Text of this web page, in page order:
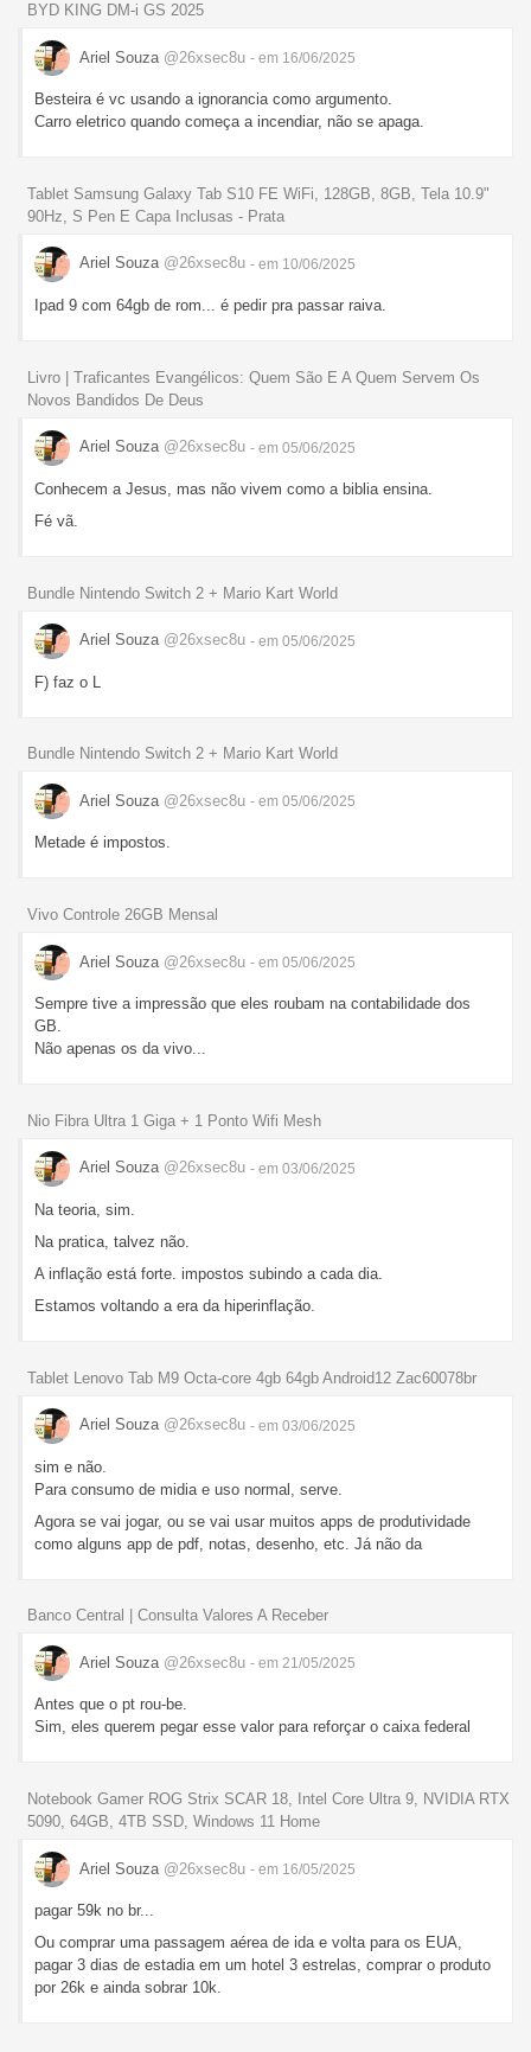
BYD KING DM-i GS 2025
Ariel Souza @26xsec8u - em 16/06/2025
Besteira é vc usando a ignorancia como argumento.
Carro eletrico quando começa a incendiar, não se apaga.
Tablet Samsung Galaxy Tab S10 FE WiFi, 128GB, 8GB, Tela 10.9"
90Hz, S Pen E Capa Inclusas - Prata
Ariel Souza @26xsec8u - em 10/06/2025
Ipad 9 com 64gb de rom... é pedir pra passar raiva.
Livro | Traficantes Evangélicos: Quem São E A Quem Servem Os
Novos Bandidos De Deus
Ariel Souza @26xsec8u - em 05/06/2025
Conhecem a Jesus, mas não vivem como a biblia ensina.
Fé vã.
Bundle Nintendo Switch 2 + Mario Kart World
Ariel Souza @26xsec8u - em 05/06/2025
F) faz o L
Bundle Nintendo Switch 2 + Mario Kart World
Ariel Souza @26xsec8u - em 05/06/2025
Metade é impostos.
Vivo Controle 26GB Mensal
Ariel Souza @26xsec8u - em 05/06/2025
Sempre tive a impressão que eles roubam na contabilidade dos
GB.
Não apenas os da vivo...
Nio Fibra Ultra 1 Giga + 1 Ponto Wifi Mesh
Ariel Souza @26xsec8u - em 03/06/2025
Na teoria, sim.
Na pratica, talvez não.
A inflação está forte. impostos subindo a cada dia.
Estamos voltando a era da hiperinflação.
Tablet Lenovo Tab M9 Octa-core 4gb 64gb Android12 Zac60078br
Ariel Souza @26xsec8u - em 03/06/2025
sim e não.
Para consumo de midia e uso normal, serve.
Agora se vai jogar, ou se vai usar muitos apps de produtividade
como alguns app de pdf, notas, desenho, etc. Já não da
Banco Central | Consulta Valores A Receber
Ariel Souza @26xsec8u - em 21/05/2025
Antes que o pt rou-be.
Sim, eles querem pegar esse valor para reforçar o caixa federal
Notebook Gamer ROG Strix SCAR 18, Intel Core Ultra 9, NVIDIA RTX
5090, 64GB, 4TB SSD, Windows 11 Home
Ariel Souza @26xsec8u - em 16/05/2025
pagar 59k no br...
Ou comprar uma passagem aérea de ida e volta para os EUA,
pagar 3 dias de estadia em um hotel 3 estrelas, comprar o produto
por 26k e ainda sobrar 10k.